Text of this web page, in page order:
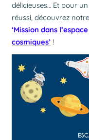
délicieuses… Et pour un
réussi, découvrez notre
‘Mission dans
cosmiques’ !